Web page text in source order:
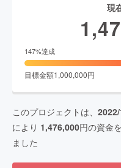
現
147%達成
目標金額1,000,000円
このプロジェクトは、
により 1,476,000円の資金
ました